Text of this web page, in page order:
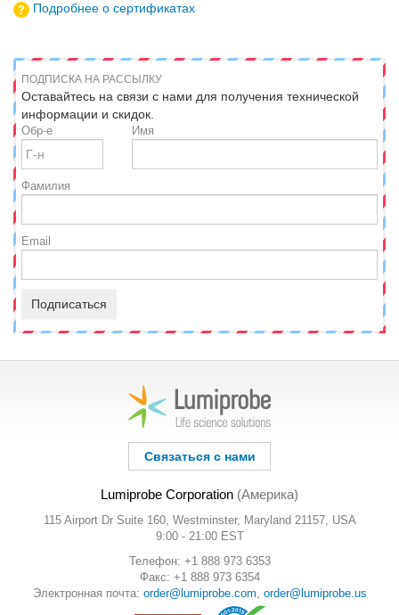
Подробнее о сертификатах
ПОДПИСКА НА РАССЫЛКУ
Оставайтесь на связи с нами для получения технической
информации и скидок.
Обр-е Имя
Фамилия
Email
Подписаться
Связаться с нами
Lumiprobe Corporation (Америка)
115 Airport Dr Suite 160, Westminster, Maryland 21157, USA
9:00 - 21:00 EST
Телефон: +1 888 973 6353
Факс: +1 888 973 6354
Электронная почта: order@lumiprobe.com order@lumiprobe.us